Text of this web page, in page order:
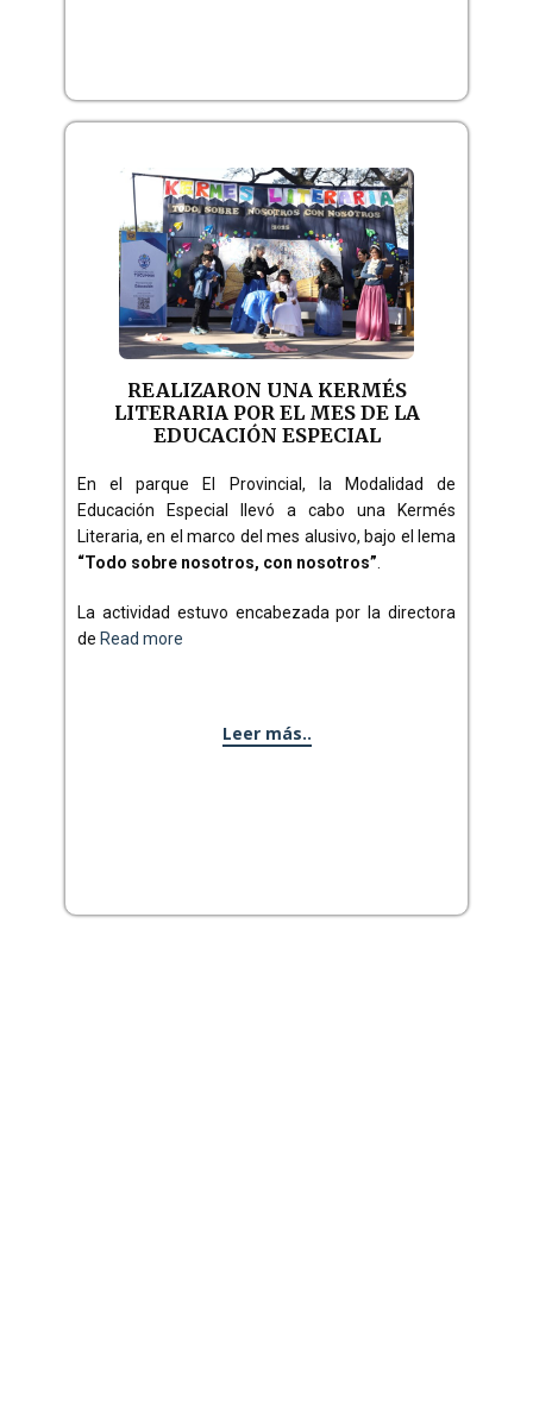
REALIZARON UNA KERMÉS
LITERARIA POR EL MES DE LA
EDUCACIÓN ESPECIAL
En el parque El Provincial, la Modalidad de
Educación Especial llevó a cabo una Kermés
Literaria, en el marco del mes alusivo, bajo el lema
“Todo sobre nosotros, con nosotros”
La actividad estuvo encabezada por la directora
de Read more
Leer más..